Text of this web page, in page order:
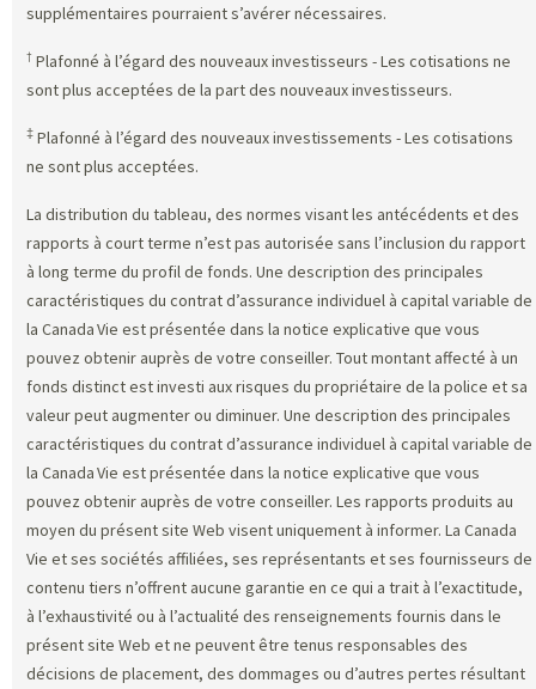
supplémentaires pourraient s’avérer nécessaires.
† Plafonné à l’égard des nouveaux investisseurs - Les cotisations ne
sont plus acceptées de la part des nouveaux investisseurs.
‡ Plafonné à l’égard des nouveaux investissements - Les cotisations
ne sont plus acceptées.
La distribution du tableau, des normes visant les antécédents et des
rapports à court terme n’est pas autorisée sans l’inclusion du rapport
à long terme du profil de fonds. Une description des principales
caractéristiques du contrat d’assurance individuel à capital variable de
la Canada Vie est présentée dans la notice explicative que vous
pouvez obtenir auprès de votre conseiller. Tout montant affecté à un
fonds distinct est investi aux risques du propriétaire de la police et sa
valeur peut augmenter ou diminuer. Une description des principales
caractéristiques du contrat d’assurance individuel à capital variable de
la Canada Vie est présentée dans la notice explicative que vous
pouvez obtenir auprès de votre conseiller. Les rapports produits au
moyen du présent site Web visent uniquement à informer. La Canada
Vie et ses sociétés affiliées, ses représentants et ses fournisseurs de
contenu tiers n’offrent aucune garantie en ce qui a trait à l’exactitude,
à l’exhaustivité ou à l’actualité des renseignements fournis dans le
présent site Web et ne peuvent être tenus responsables des
décisions de placement, des dommages ou d’autres pertes résultant